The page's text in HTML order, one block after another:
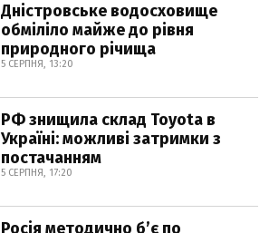
Дністровське водосховище
обміліло майже до рівня
природного річища
5 СЕРПНЯ, 13:20
РФ знищила склад Toyota в
Україні: можливі затримки з
постачанням
5 СЕРПНЯ, 17:20
Росія методично б’є по